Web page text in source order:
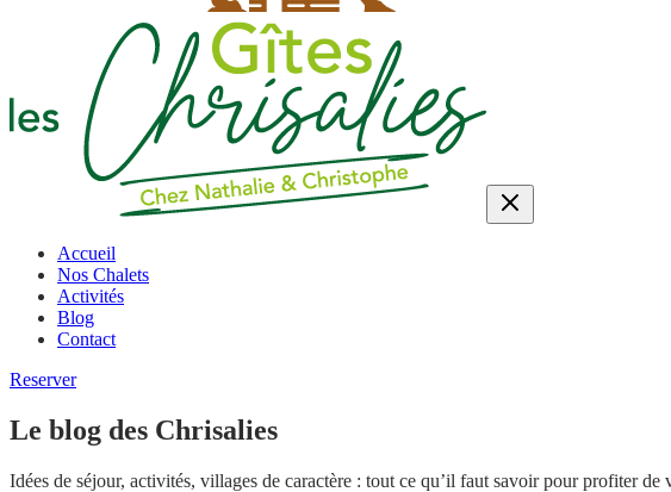
Accueil
Nos Chalets
Activités
Blog
Contact
Reserver
Le blog des Chrisalies
Idées de séjour, activités, villages de caractère : tout ce qu’il faut savoir pour profiter de